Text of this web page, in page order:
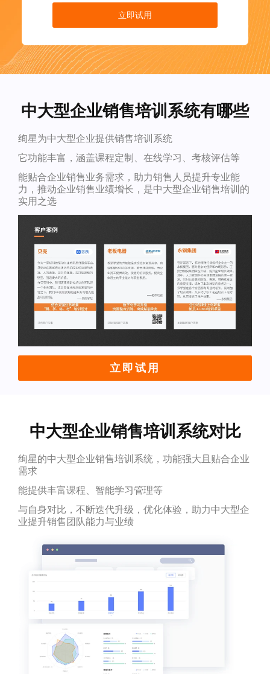
立即试用
中大型企业销售培训系统有哪些
绚星为中大型企业提供销售培训系统
它功能丰富，涵盖课程定制、在线学习、考核评估等
能贴合企业销售业务需求，助力销售人员提升专业能
力，推动企业销售业绩增长，是中大型企业销售培训的
实用之选
立即试用
中大型企业销售培训系统对比
绚星的中大型企业销售培训系统，功能强大且贴合企业
需求
能提供丰富课程、智能学习管理等
与自身对比，不断迭代升级，优化体验，助力中大型企
业提升销售团队能力与业绩